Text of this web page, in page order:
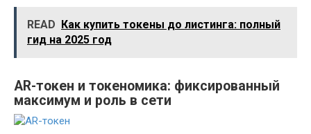
READ
Как купить токены до листинга: полный
гид на 2025 год
AR-токен и токеномика: фиксированный
максимум и роль в сети